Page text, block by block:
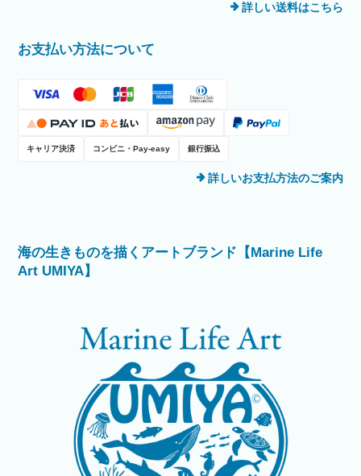
詳しい送料はこちら
お支払い方法について
キャリア決済 コンビニ・Pay-easy 銀行振込
詳しいお支払方法のご案内
海の生きものを描くアートブランド【Marine Life
Art UMIYA】